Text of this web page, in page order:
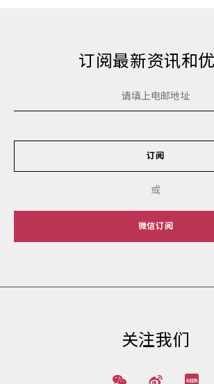
订阅最新资讯和
订阅
或
微信订阅
关注我们